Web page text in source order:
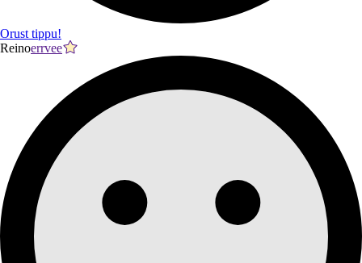
Orust tippu!
Reinoerrvee